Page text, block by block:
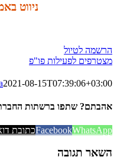
ניווט
הרשמה לטיול
מצטרפים לפעילות פו"פ
2021-08-15T07:39:06+03:00
אהבתם? שתפו ברשתות
FacebookWhatsApp כתובת
השאר תגובה